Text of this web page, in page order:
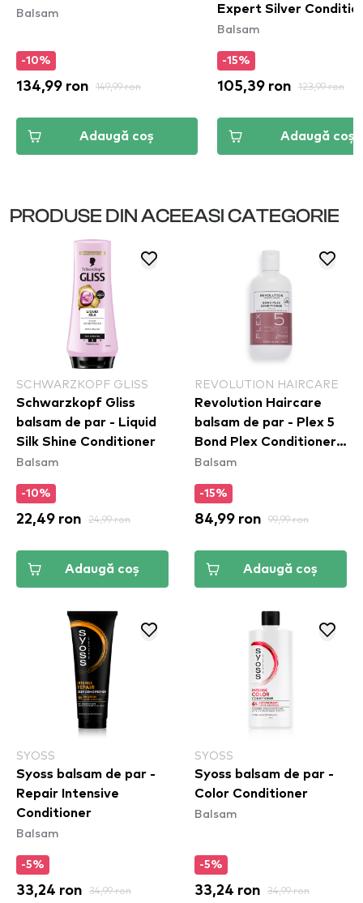
Balsam
-10%
134,99 ron 149,99 ron
Adaugă coș
Expert Silver
Balsam
-15%
105,39 ron 123,99 ron
Adaugă coș
PRODUSE DIN ACEEASI CATEGORIE
SCHWARZKOPF GLISS
Schwarzkopf Gliss
balsam de par - Liquid
Silk Shine Conditioner
Balsam
-10%
22,49 ron 24,99 ron
Adaugă coș
REVOLUTION HAIRCARE
Revolution Haircare
balsam de par - Plex 5
Bond Plex Conditioner
(400ml)
Balsam
-15%
84,99 ron 99,99 ron
Adaugă coș
SYOSS
Syoss balsam de par -
Repair Intensive
Conditioner
Balsam
-5%
33,24 ron 34,99 ron
SYOSS
Syoss balsam de par -
Color Conditioner
Balsam
-5%
33,24 ron 34,99 ron